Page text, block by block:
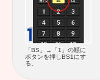
「BS」→「1」の順に
ボタンを押しBS1にす
る。